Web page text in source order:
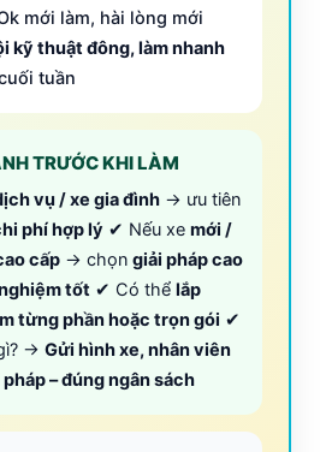
mới làm, hài lòng mới
kỹ thuật đông, làm nhanh
tuần
TRƯỚC KHI LÀM
vụ / xe gia đình → ưu tiên
phí hợp lý ✔ Nếu xe mới /
cấp → chọn giải pháp cao
tốt ✔ Có thể lắp
từng phần hoặc trọn gói ✔
→ Gửi hình xe, nhân viên
– đúng ngân sách